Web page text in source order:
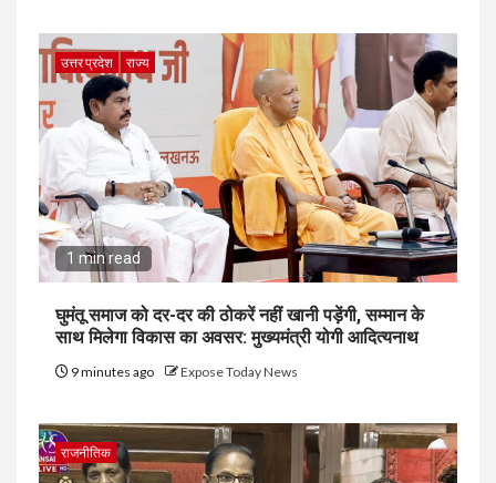
उत्तर प्रदेश राज्य
1 min read
घुमंतू समाज को दर-दर की ठोकरें नहीं खानी पड़ेंगी, सम्मान के
साथ मिलेगा विकास का अवसर: मुख्यमंत्री योगी आदित्यनाथ
9 minutes ago Expose Today News
राजनीतिक